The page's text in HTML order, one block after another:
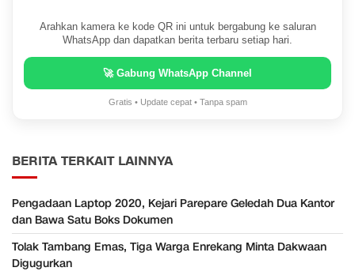
Arahkan kamera ke kode QR ini untuk bergabung ke saluran
WhatsApp dan dapatkan berita terbaru setiap hari.
🚀 Gabung WhatsApp Channel
Gratis • Update cepat • Tanpa spam
BERITA TERKAIT LAINNYA
Pengadaan Laptop 2020, Kejari Parepare Geledah Dua Kantor
dan Bawa Satu Boks Dokumen
Tolak Tambang Emas, Tiga Warga Enrekang Minta Dakwaan
Digugurkan